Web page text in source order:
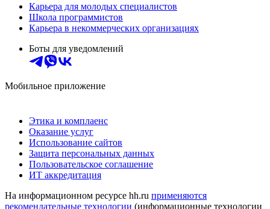
Карьера для молодых специалистов
Школа программистов
Карьера в некоммерческих организациях
Боты для уведомлений
Мобильное приложение
Этика и комплаенс
Оказание услуг
Использование сайтов
Защита персональных данных
Пользовательское соглашение
ИТ аккредитация
На информационном ресурсе hh.ru применяются
рекомендательные технологии (информационные технологии